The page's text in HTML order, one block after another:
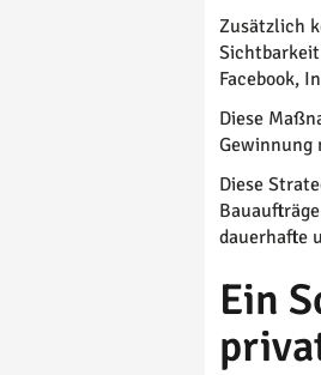
Zusätzlich
Facebook,
Diese
Gewinnung
Diese
dauerhafte
Ein